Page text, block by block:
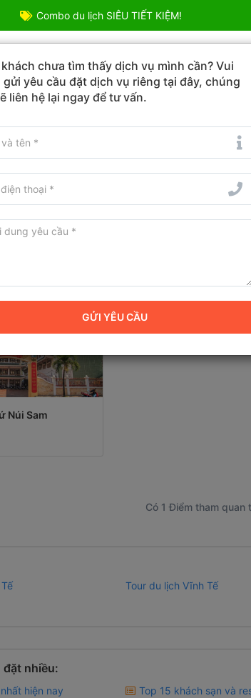
Combo du lịch SIÊU TIẾT KIỆM!
LỊCH COMBO ƯU ĐÃI VÉ DỊCH VỤ
Từ ngày - Đến ngày
lịch ở Vĩnh Tế, An Giang
Núi Sam
Có 1 Điểm tham quan
Tour du lịch Vĩnh Tế
nhiều:
hiện nay
Top 15 khách sạn và
khách chưa tìm thấy dịch vụ mình cần? Vui
gửi yêu cầu đặt dịch vụ riêng tại đây, chúng
liên hệ lại ngay để tư vấn.